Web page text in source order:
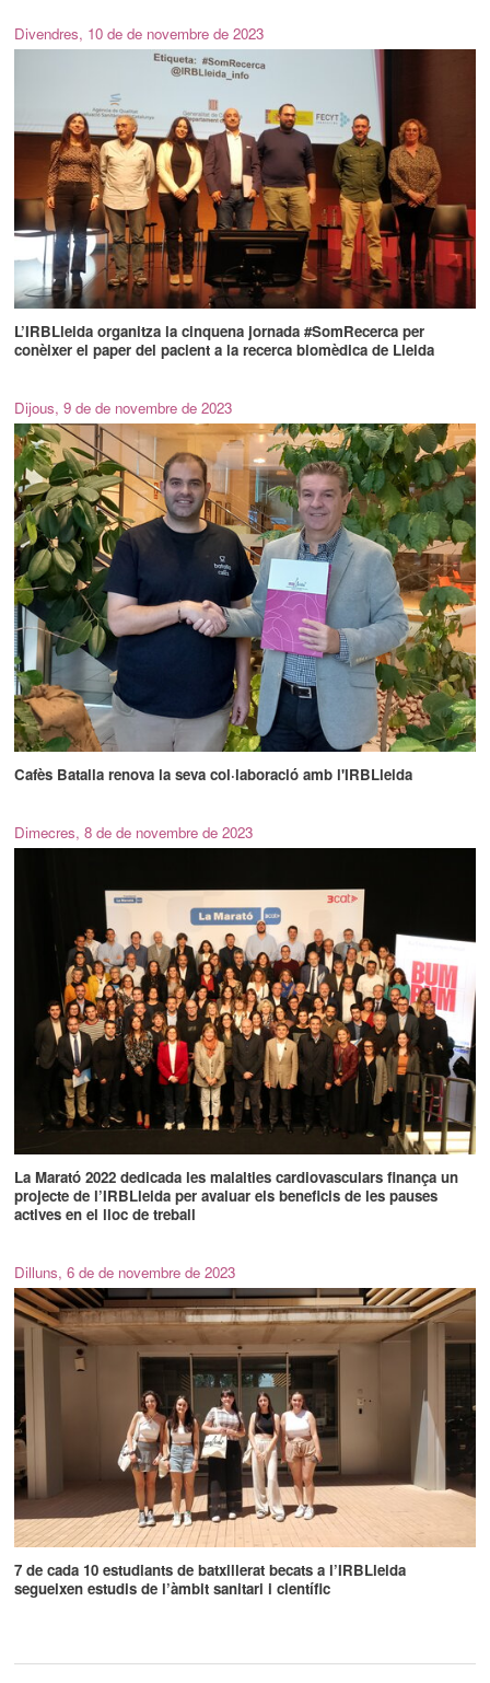
Divendres, 10 de de novembre de 2023
L’IRBLleida organitza la cinquena jornada #SomRecerca per
conèixer el paper del pacient a la recerca biomèdica de Lleida
Dijous, 9 de de novembre de 2023
Cafès Batalla renova la seva col·laboració amb l'IRBLleida
Dimecres, 8 de de novembre de 2023
La Marató 2022 dedicada les malalties cardiovasculars finança un
projecte de l’IRBLleida per avaluar els beneficis de les pauses
actives en el lloc de treball
Dilluns, 6 de de novembre de 2023
7 de cada 10 estudiants de batxillerat becats a l’IRBLleida
segueixen estudis de l’àmbit sanitari i científic